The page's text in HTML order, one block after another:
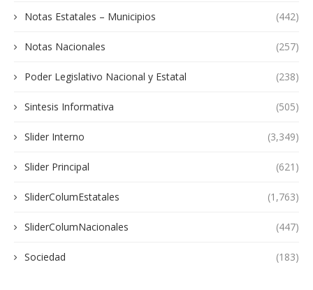
Notas Estatales – Municipios (442)
Notas Nacionales (257)
Poder Legislativo Nacional y Estatal (238)
Sintesis Informativa (505)
Slider Interno (3,349)
Slider Principal (621)
SliderColumEstatales (1,763)
SliderColumNacionales (447)
Sociedad (183)